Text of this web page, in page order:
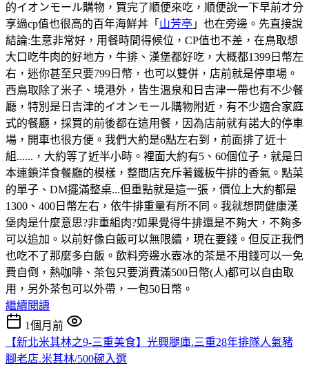
的イオンモール購物，買完了順便來吃，順便說一下早前才分
享過cp值也很高的百年海鮮丼「 山芳亭 」也在旁邊。先直接說
結論:生意非常好，用餐時間得候位，CP值也不差，在鳥取想
大口吃牛肉的好地方，牛排、漢堡都好吃，大概都1399日幣左
右，迷你甚至只要799日幣，也可以雙併，店前就是停車場。
西鳥取除了米子、境港外，皆生溫泉和日吉津一帶也有不少餐
廳，特別是日吉津的イオンモール購物附近，有不少適合家庭
式的餐廳，採買的前後都在這用餐，因為店前就有諾大的停車
場，開車也很方便。我們大約是6點左右到，前面排了近十
組......，大約等了近半小時。裡面大約有5、60個位子，就是日
本連鎖洋食餐廳的模樣，整間店充斥著鐵板牛排的香氣。點菜
的單子、DM擺滿整桌...但重點就是這一張，價位上大約都是
1300、400日幣左右，依牛排重量有所不同。我就想問健康漢
堡肉是什麼意思?非重組肉?如果覺得牛排還是不夠大，不夠多
可以追加。以前好像白飯可以無限續，現在要錢。但反正我們
也吃不了那麼多白飯。飲料旁邊水壺冰的茶是不用錢可以一免
費自倒，熱咖啡、茶包只要消費滿500日幣(人)都可以自由取
用，另外茶包可以外帶，一包50日幣。
繼續閱讀
1個月前
【新北米其林之9-三重美食】光興腿庫.三重28年排隊人氣豬
腳老店.米其林/500碗入選